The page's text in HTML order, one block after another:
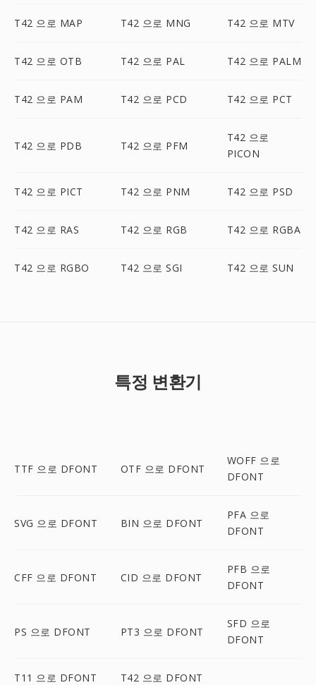
T42 으로 MAP T42 으로 MNG T42 으로 MTV
T42 으로 OTB T42 으로 PAL T42 으로 PALM
T42 으로 PAM T42 으로 PCD T42 으로 PCT
T42 으로 PDB T42 으로 PFM
T42 으로
PICON
T42 으로 PICT T42 으로 PNM T42 으로 PSD
T42 으로 RAS T42 으로 RGB T42 으로 RGBA
T42 으로 RGBO T42 으로 SGI T42 으로 SUN
특정 변환기
TTF 으로 DFONT OTF 으로 DFONT
WOFF 으로
DFONT
SVG 으로 DFONT BIN 으로 DFONT
PFA 으로
DFONT
CFF 으로 DFONT CID 으로 DFONT
PFB 으로
DFONT
PS 으로 DFONT PT3 으로 DFONT
SFD 으로
DFONT
T11 으로 DFONT T42 으로 DFONT